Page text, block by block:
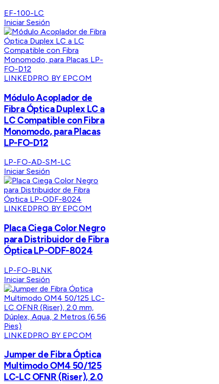
EF-100-LC
Iniciar Sesión
LINKEDPRO BY EPCOM
Módulo Acoplador de
Fibra Óptica Duplex LC a
LC Compatible con Fibra
Monomodo, para Placas
LP-FO-D12
LP-FO-AD-SM-LC
Iniciar Sesión
LINKEDPRO BY EPCOM
Placa Ciega Color Negro
para Distribuidor de Fibra
Óptica LP-ODF-8024
LP-FO-BLNK
Iniciar Sesión
LINKEDPRO BY EPCOM
Jumper de Fibra Óptica
Multimodo OM4 50/125
LC-LC OFNR (Riser), 2.0